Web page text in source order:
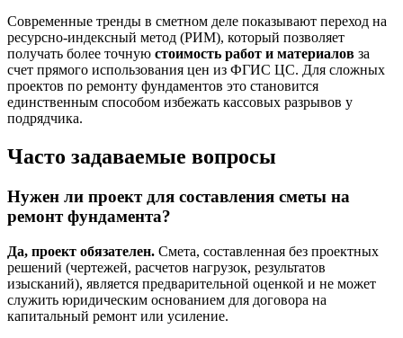
Современные тренды в сметном деле показывают переход на
ресурсно-индексный метод (РИМ), который позволяет
получать более точную стоимость работ и материалов за
счет прямого использования цен из ФГИС ЦС. Для сложных
проектов по ремонту фундаментов это становится
единственным способом избежать кассовых разрывов у
подрядчика.
Часто задаваемые вопросы
Нужен ли проект для составления сметы на
ремонт фундамента?
Да, проект обязателен. Смета, составленная без проектных
решений (чертежей, расчетов нагрузок, результатов
изысканий), является предварительной оценкой и не может
служить юридическим основанием для договора на
капитальный ремонт или усиление.